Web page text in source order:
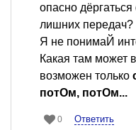
опасно
лишних передач?
Я не понимаЙ
Какая там может
возможен только
потОм, потОм...
0 Ответить